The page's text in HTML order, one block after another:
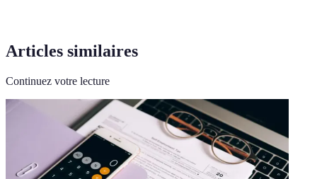
Articles similaires
Continuez votre lecture